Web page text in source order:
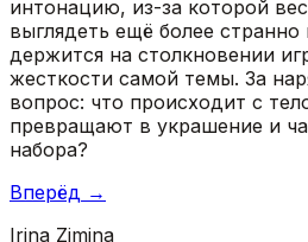
интонацию, из-за которой
выглядеть ещё более
держится на столкновении
жесткости самой темы. За
вопрос: что происходит с
превращают в украшение и
набора?
Вперёд →
Irina Zimina